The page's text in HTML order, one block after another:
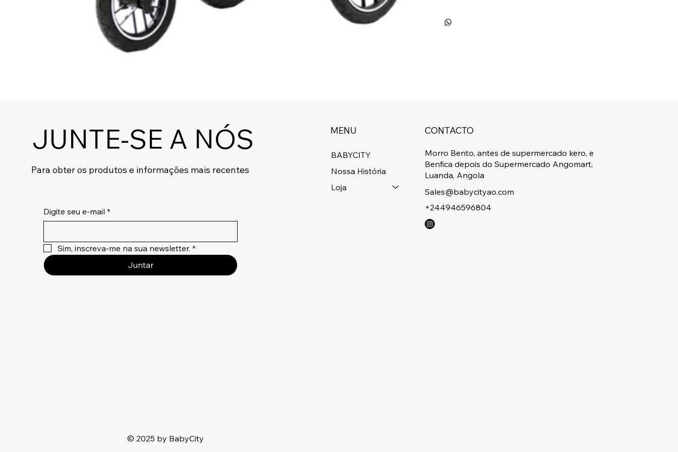
JUNTE-SE A NÓS
Para obter os produtos e informações mais recentes
Digite seu e-mail *
Sim, inscreva-me na sua newsletter. *
Juntar
MENU
BABYCITY
Nossa História
Loja
CONTACTO
Morro Bento, antes de supermercado kero, e
Benfica depois do Supermercado Angomart,
Luanda, Angola
Sales@babycityao.com
+244946596804
© 2025 by BabyCity